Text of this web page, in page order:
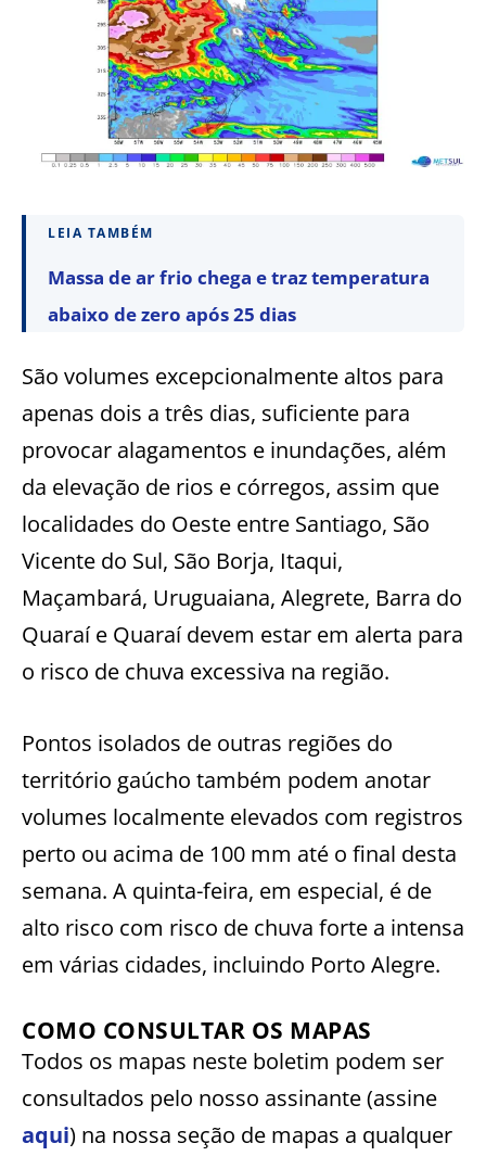
LEIA TAMBÉM
Massa de ar frio chega e traz temperatura
abaixo de zero após 25 dias
São volumes excepcionalmente altos para
apenas dois a três dias, suficiente para
provocar alagamentos e inundações, além
da elevação de rios e córregos, assim que
localidades do Oeste entre Santiago, São
Vicente do Sul, São Borja, Itaqui,
Maçambará, Uruguaiana, Alegrete, Barra do
Quaraí e Quaraí devem estar em alerta para
o risco de chuva excessiva na região.
Pontos isolados de outras regiões do
território gaúcho também podem anotar
volumes localmente elevados com registros
perto ou acima de 100 mm até o final desta
semana. A quinta-feira, em especial, é de
alto risco com risco de chuva forte a intensa
em várias cidades, incluindo Porto Alegre.
COMO CONSULTAR OS MAPAS
Todos os mapas neste boletim podem ser
consultados pelo nosso assinante (assine
aqui) na nossa seção de mapas a qualquer